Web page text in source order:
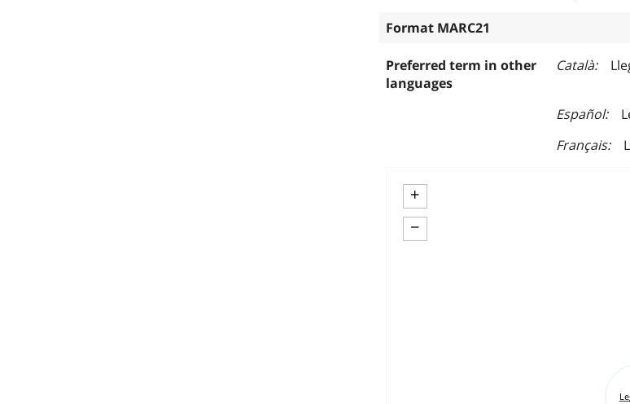
Format MARC21
Preferred term in other
languages
Català
Español
Français
+
−